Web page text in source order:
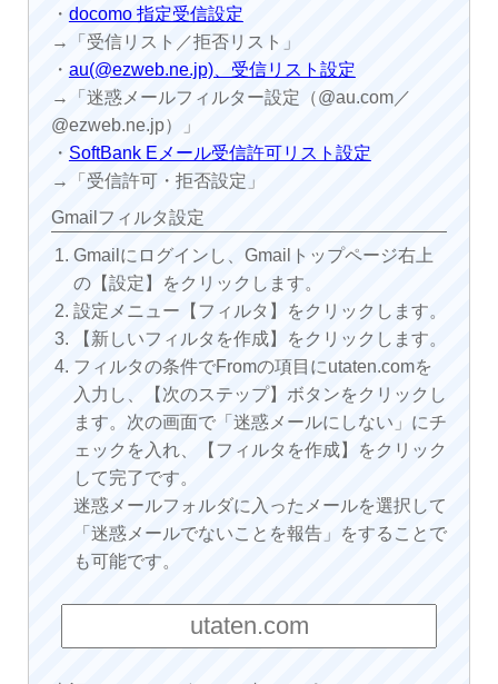
・ docomo 指定受信設定
→「受信リスト／拒否リスト」
・ au(@ezweb.ne.jp)、受信リスト設定
→「迷惑メールフィルター設定（@au.com／
@ezweb.ne.jp）」
・ SoftBank Eメール受信許可リスト設定
→「受信許可・拒否設定」
Gmailフィルタ設定
Gmailにログインし、Gmailトップページ右上
の【設定】をクリックします。
設定メニュー【フィルタ】をクリックします。
【新しいフィルタを作成】をクリックします。
フィルタの条件でFromの項目にutaten.comを
入力し、【次のステップ】ボタンをクリックし
ます。次の画面で「迷惑メールにしない」にチ
ェックを入れ、【フィルタを作成】をクリック
して完了です。
迷惑メールフォルダに入ったメールを選択して
「迷惑メールでないことを報告」をすることで
も可能です。